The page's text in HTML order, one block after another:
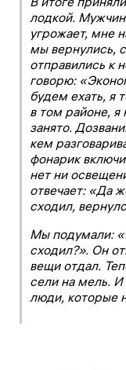
лодкой.
угрожает, мне
мы вернулись,
отправились к
говорю:
будем ехать, я
в том районе, я
занято.
кем
фонарик
нет ни
отвечает: «Да
сходил,
Мы подумали:
сходил?». Он
вещи отдал.
сели на мель. И
люди, которые